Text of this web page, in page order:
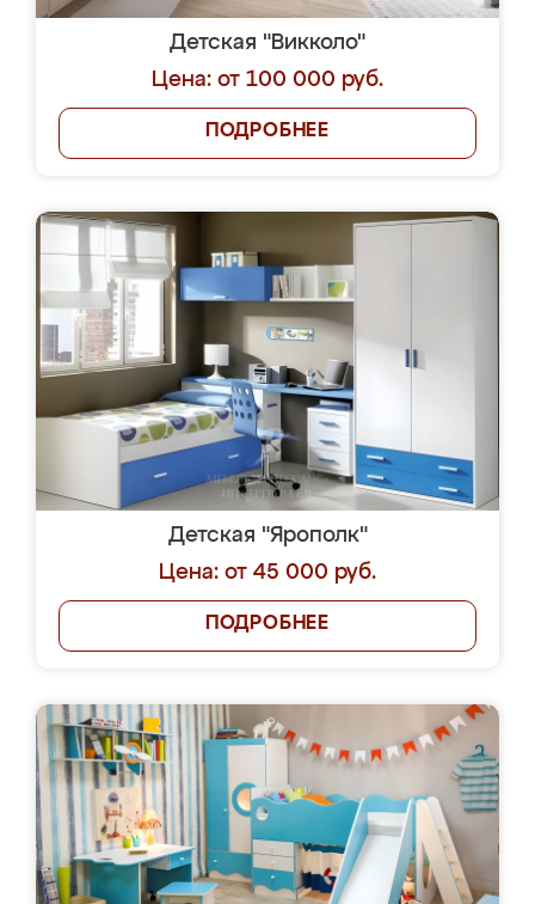
Детская "Викколо"
Цена: от 100 000 руб.
ПОДРОБНЕЕ
Детская "Ярополк"
Цена: от 45 000 руб.
ПОДРОБНЕЕ